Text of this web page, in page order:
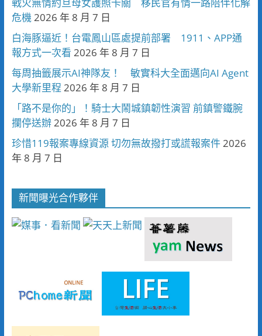
戰火無情約旦母女護照卡關 移民官有情一路陪伴化解
危機2026 年 8 月 7 日
白海豚逼近！台電鳳山區處提前部署 1911、APP通
報方式一次看 2026 年 8 月 7 日
每周抽籤展示AI神隊友！ 敏實科大全面邁向AI Agent
大學新里程 2026 年 8 月 7 日
「路不是你的」！騎士大鬧城鎮韌性演習 前鎮警鐵腕
攔停送辦2026 年 8 月 7 日
珍惜119報案專線資源 切勿無故撥打或謊報案件2026
年 8 月 7 日
新聞曝光合作夥伴